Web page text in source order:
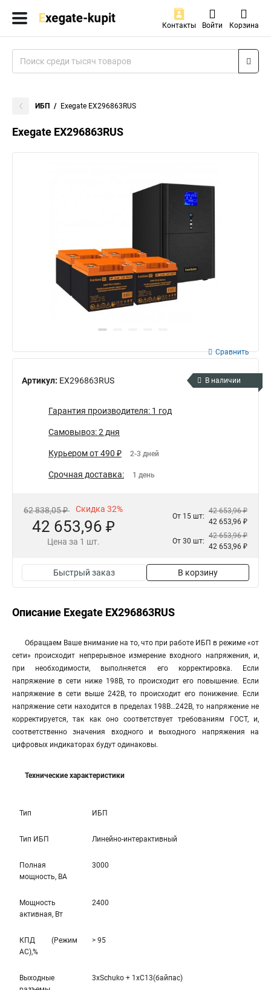
Контакты Войти Корзина
ИБП Exegate EX296863RUS
Exegate EX296863RUS
Артикул: EX296863RUS
Сравнить
В наличии
Гарантия производителя: 1 год
Самовывоз: 2 дня
Курьером от 490 ₽ 2-3 дней
Срочная доставка: 1 день
62 838,05 ₽ Скидка 32%
42 653,96 ₽
Цена за 1 шт.
От 15 шт:
42 653,96 ₽
42 653,96 ₽
От 30 шт:
42 653,96 ₽
42 653,96 ₽
Быстрый заказ В корзину
Описание Exegate EX296863RUS
Обращаем Ваше внимание на то, что при работе ИБП в режиме «от
сети» происходит непрерывное измерение входного напряжения, и,
при необходимости, выполняется его корректировка. Если
напряжение в сети ниже 198В, то происходит его повышение. Если
напряжение в сети выше 242В, то происходит его понижение. Если
напряжение сети находится в пределах 198В…242В, то напряжение не
корректируется, так как оно соответствует требованиям ГОСТ, и,
соответственно значения входного и выходного напряжения на
цифровых индикаторах будут одинаковы.
Технические характеристики
Тип ИБП
Тип ИБП Линейно-интерaктивный
Полная
мощность, ВА
3000
Мощность
активная, Вт
2400
КПД (Режим
AC),%
> 95
Выходные
3xSchuko + 1xC13(байпас)